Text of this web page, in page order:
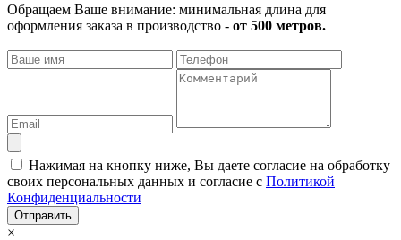
Обращаем Ваше внимание: минимальная длина для
оформления заказа в производство - от 500 метров.
Нажимая на кнопку ниже, Вы даете согласие на обработку
своих персональных данных и согласие с Политикой
Конфиденциальности
Отправить
×